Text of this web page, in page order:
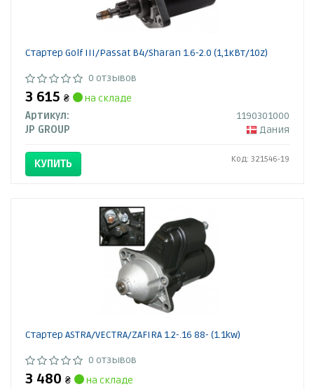
Стартер Golf III/Passat B4/Sharan 1.6-2.0 (1,1кВт/10z)
0 отзывов
3 615 ₴
на складе
Артикул:
1190301000
JP GROUP
Дания
КУПИТЬ Код: 321546-19
Стартер ASTRA/VECTRA/ZAFIRA 1.2-.16 88- (1.1kw)
0 отзывов
3 480 ₴
на складе